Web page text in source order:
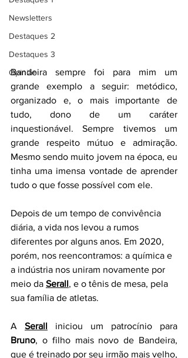
Newsletters
Destaques 2
Destaques 3
Opinião
Bandeira sempre foi para mim um
grande exemplo a seguir: metódico,
organizado e, o mais importante de
tudo, dono de um caráter
inquestionável. Sempre tivemos um
grande respeito mútuo e admiração.
Mesmo sendo muito jovem na época, eu
tinha uma imensa vontade de aprender
tudo o que fosse possível com ele.
Depois de um tempo de convivência
diária, a vida nos levou a rumos
diferentes por alguns anos. Em 2020,
porém, nos reencontramos: a química e
a indústria nos uniram novamente por
meio da Serall, e o tênis de mesa, pela
sua família de atletas.
A Serall
Bruno, o filho mais novo de Bandeira,